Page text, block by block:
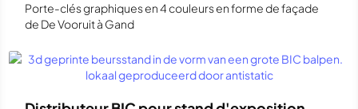
Porte-clés graphiques en 4 couleurs en forme de façade
de De Vooruit à Gand